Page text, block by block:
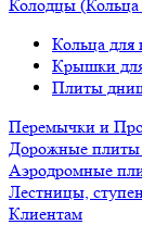
Колодцы
Кольца для
Крышки
Плиты
Перемычки и
Дорожные
Аэродромные
Лестницы,
Клиентам